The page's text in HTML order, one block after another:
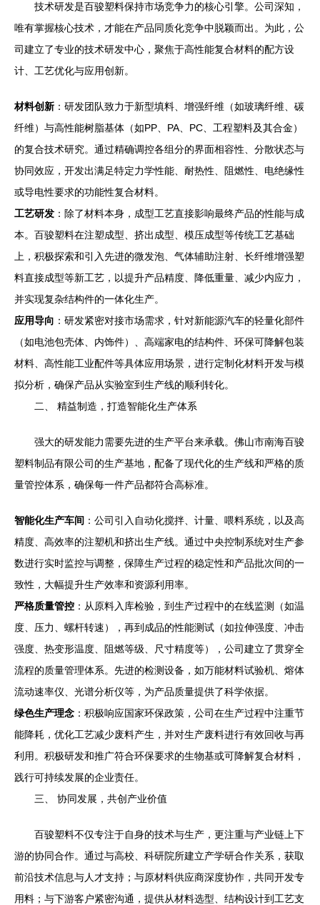
技术研发是百骏塑料保持市场竞争力的核心引擎。公司深知，
唯有掌握核心技术，才能在产品同质化竞争中脱颖而出。为此，公
司建立了专业的技术研发中心，聚焦于高性能复合材料的配方设
计、工艺优化与应用创新。
材料创新 ：研发团队致力于新型填料、增强纤维（如玻璃纤维、碳
纤维）与高性能树脂基体（如PP、PA、PC、工程塑料及其合金）
的复合技术研究。通过精确调控各组分的界面相容性、分散状态与
协同效应，开发出满足特定力学性能、耐热性、阻燃性、电绝缘性
或导电性要求的功能性复合材料。
工艺研发 ：除了材料本身，成型工艺直接影响最终产品的性能与成
本。百骏塑料在注塑成型、挤出成型、模压成型等传统工艺基础
上，积极探索和引入先进的微发泡、气体辅助注射、长纤维增强塑
料直接成型等新工艺，以提升产品精度、降低重量、减少内应力，
并实现复杂结构件的一体化生产。
应用导向 ：研发紧密对接市场需求，针对新能源汽车的轻量化部件
（如电池包壳体、内饰件）、高端家电的结构件、环保可降解包装
材料、高性能工业配件等具体应用场景，进行定制化材料开发与模
拟分析，确保产品从实验室到生产线的顺利转化。
二、 精益制造，打造智能化生产体系
强大的研发能力需要先进的生产平台来承载。佛山市南海百骏
塑料制品有限公司的生产基地，配备了现代化的生产线和严格的质
量管控体系，确保每一件产品都符合高标准。
智能化生产车间 ：公司引入自动化搅拌、计量、喂料系统，以及高
精度、高效率的注塑机和挤出生产线。通过中央控制系统对生产参
数进行实时监控与调整，保障生产过程的稳定性和产品批次间的一
致性，大幅提升生产效率和资源利用率。
严格质量管控 ：从原料入库检验，到生产过程中的在线监测（如温
度、压力、螺杆转速），再到成品的性能测试（如拉伸强度、冲击
强度、热变形温度、阻燃等级、尺寸精度等），公司建立了贯穿全
流程的质量管理体系。先进的检测设备，如万能材料试验机、熔体
流动速率仪、光谱分析仪等，为产品质量提供了科学依据。
绿色生产理念 ：积极响应国家环保政策，公司在生产过程中注重节
能降耗，优化工艺减少废料产生，并对生产废料进行有效回收与再
利用。积极研发和推广符合环保要求的生物基或可降解复合材料，
践行可持续发展的企业责任。
三、 协同发展，共创产业价值
百骏塑料不仅专注于自身的技术与生产，更注重与产业链上下
游的协同合作。通过与高校、科研院所建立产学研合作关系，获取
前沿技术信息与人才支持；与原材料供应商深度协作，共同开发专
用料；与下游客户紧密沟通，提供从材料选型、结构设计到工艺支